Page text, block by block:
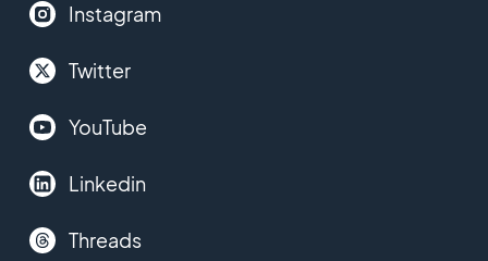
Instagram
Twitter
YouTube
Linkedin
Threads